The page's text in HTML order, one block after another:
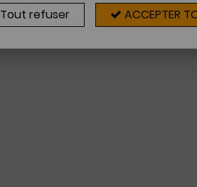
Aucune
Tout refuser ACCEPTER